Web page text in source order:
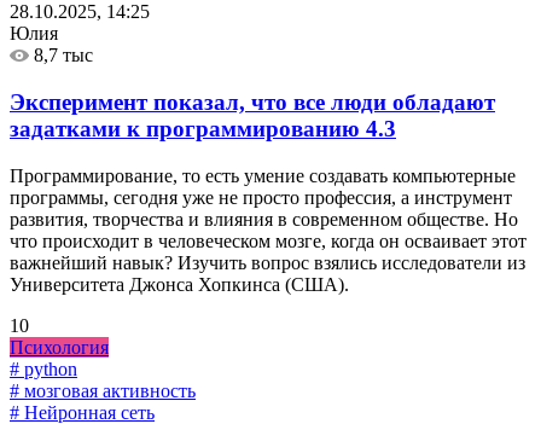
28.10.2025, 14:25
Юлия
8,7 тыс
Эксперимент показал, что все люди обладают
задатками к программированию 4.3
Программирование, то есть умение создавать компьютерные
программы, сегодня уже не просто профессия, а инструмент
развития, творчества и влияния в современном обществе. Но
что происходит в человеческом мозге, когда он осваивает этот
важнейший навык? Изучить вопрос взялись исследователи из
Университета Джонса Хопкинса (США).
10
Психология
# python
# мозговая активность
# Нейронная сеть